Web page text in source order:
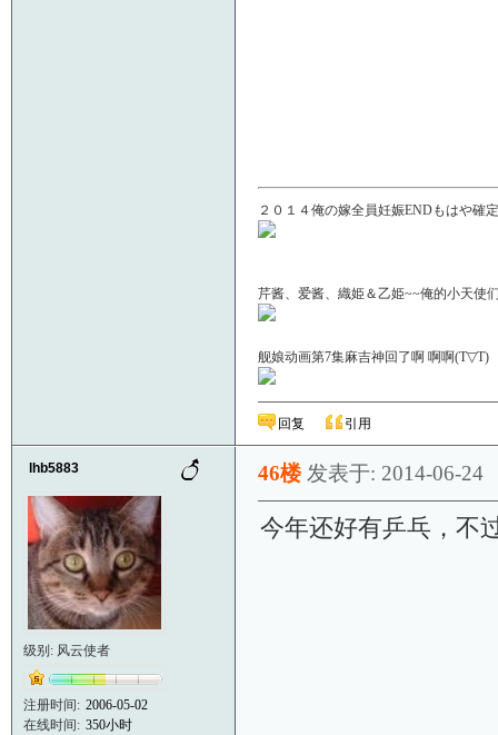
２０１４俺の嫁全員妊娠ENDもはや確
芹酱、爱酱、織姫＆乙姫~~俺的小天使
舰娘动画第7集麻吉神回了啊 啊啊
回复 引用
lhb5883
级别: 风云使者
注册时间: 2006-05-02
在线时间: 350小时
46楼 发表于: 2014-06-24
今年还好有乒乓，不